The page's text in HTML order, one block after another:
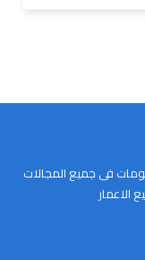
فى جميع المجالات
الاعمار